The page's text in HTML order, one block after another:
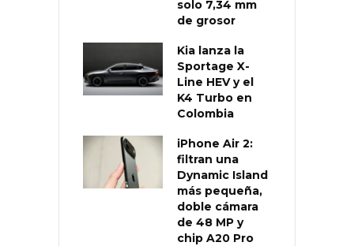
solo 7,34 mm
de grosor
Kia lanza la
Sportage X-
Line HEV y el
K4 Turbo en
Colombia
iPhone Air 2:
filtran una
Dynamic Island
más pequeña,
doble cámara
de 48 MP y
chip A20 Pro